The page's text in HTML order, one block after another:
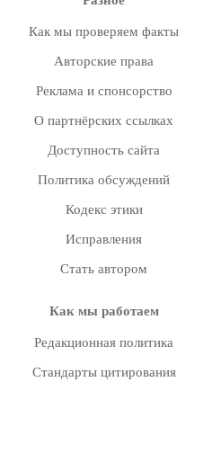
Как мы проверяем факты
Авторские права
Реклама и спонсорство
О партнёрских ссылках
Доступность сайта
Политика обсуждений
Кодекс этики
Исправления
Стать автором
Как мы работаем
Редакционная политика
Стандарты цитирования